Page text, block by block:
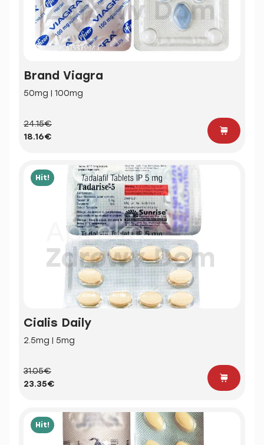
Brand Viagra
50mg | 100mg
24.15€
18.16€
Hit!
Cialis Daily
2.5mg | 5mg
31.05€
23.35€
Hit!